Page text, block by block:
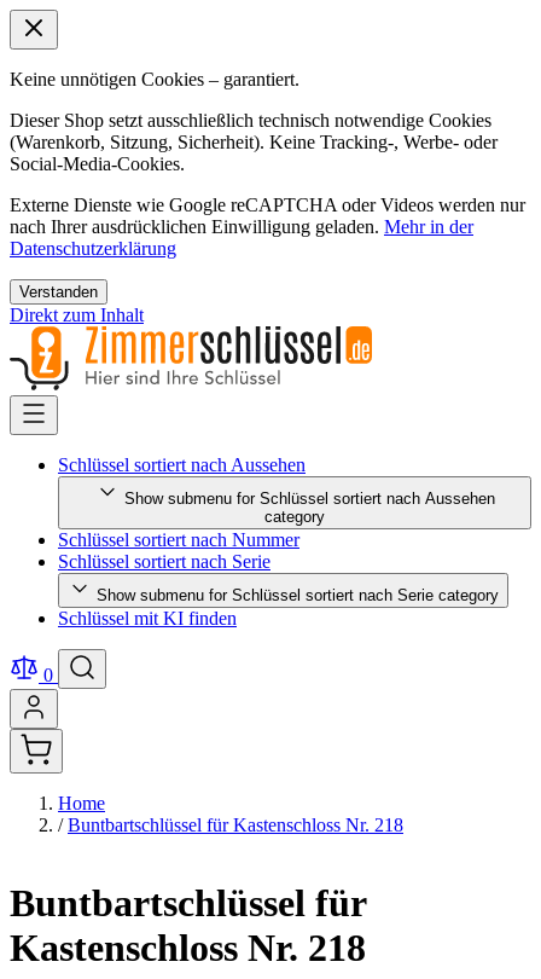
Keine unnötigen Cookies – garantiert.
Dieser Shop setzt ausschließlich technisch notwendige Cookies
(Warenkorb, Sitzung, Sicherheit). Keine Tracking-, Werbe- oder
Social-Media-Cookies.
Externe Dienste wie Google reCAPTCHA oder Videos werden nur
nach Ihrer ausdrücklichen Einwilligung geladen. Mehr in der
Datenschutzerklärung
Verstanden
Direkt zum Inhalt
Schlüssel sortiert nach Aussehen
Show submenu for Schlüssel sortiert nach Aussehen
category
Schlüssel sortiert nach Nummer
Schlüssel sortiert nach Serie
Show submenu for Schlüssel sortiert nach Serie category
Schlüssel mit KI finden
0
Home
/ Buntbartschlüssel für Kastenschloss Nr. 218
Buntbartschlüssel für
Kastenschloss Nr. 218